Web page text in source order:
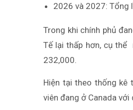
2026 và 2027: Tổng
Trong khi chính phủ
Tế lại thấp hơn, cụ thể
232,000.
Hiện tại theo thống kê
viên đang ở Canada với